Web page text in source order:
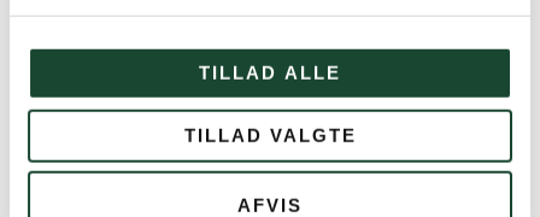
TILLAD ALLE
TILLAD VALGTE
AFVIS
græsset. Flere sprinklere skal derfor understøtte vores
pleje for at løfte kvaliteten og præsentationen.
Ret nedslagsmærker op, gerne to eller tre